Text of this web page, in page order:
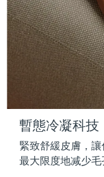
暫態冷凝科技
緊致舒緩皮膚，
最大限度地减少毛
All
All
All
IPL
痘肌護理
Acne
眼部
毛孔護理
2-in-1
牙齒美白
直布羅陀
希臘
中國香港特別行政
冰島
印尼